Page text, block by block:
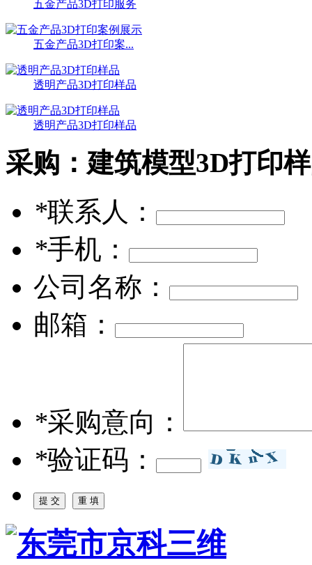
五金产品3D打印服务
五金产品3D打印案...
透明产品3D打印样品
透明产品3D打印样品
采购： 建筑模型3D打印
*联系人：
*手机：
公司名称：
邮箱：
*采购意向：
*验证码：